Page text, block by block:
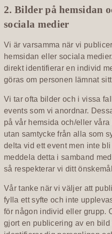
2. Bilder på hemsidan
sociala medier
Vi är varsamma när vi
hemsidan eller sociala
direkt identifierar en individ
göras om personen lämnat
Vi tar ofta bilder och i vissa
events som vi anordnar.
på vår hemsida och/eller
utan samtycke från alla som
delta vid ett event men inte
meddela detta i samband
så respekterar vi ditt
Vår tanke när vi väljer att
fylla ett syfte och inte
för någon individ eller grupp.
gjort en publicering av en